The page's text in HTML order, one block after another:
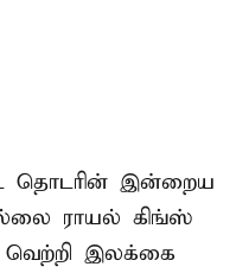
தொடரின் இன்றைய
ராயல் கிங்ஸ்
இலக்கை